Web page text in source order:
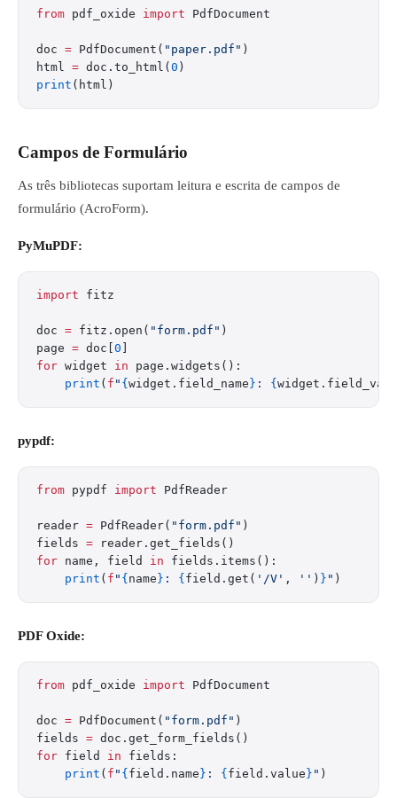
from pdf_oxide import PdfDocument
doc = PdfDocument( "paper.pdf" )
html = doc.to_html( 0 )
print (html)
Campos de Formulário
As três bibliotecas suportam leitura e escrita de campos de
formulário (AcroForm).
PyMuPDF:
import fitz
doc = fitz.open( "form.pdf" )
page = doc[ 0
for widget in page.widgets():
    print
( f " { widget.field_name } : {
pypdf:
from pypdf import PdfReader
reader = PdfReader( "form.pdf" )
fields = reader.get_fields()
for name, field in fields.items():
    print
( f " { name } : { field.get( '/V' , '' ) } " )
PDF Oxide:
from pdf_oxide import PdfDocument
doc = PdfDocument( "form.pdf" )
fields = doc.get_form_fields()
for field in fields:
    print
( f " { field.name } : { field.value } " )